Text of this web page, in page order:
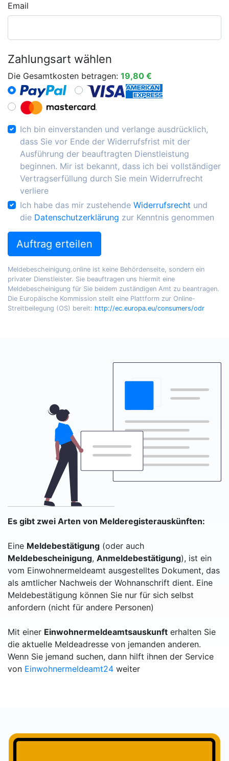
Email
Zahlungsart wählen
Die Gesamtkosten betragen: 19,80 €
Ich bin einverstanden und verlange ausdrücklich,
dass Sie vor Ende der Widerrufsfrist mit der
Ausführung der beauftragten Dienstleistung
beginnen. Mir ist bekannt, dass ich bei vollständiger
Vertragserfüllung durch Sie mein Widerrufrecht
verliere
Ich habe das mir zustehende Widerrufsrecht und
die Datenschutzerklärung zur Kenntnis genommen
Auftrag erteilen
Meldebescheinigung.online ist keine Behördenseite, sondern ein
privater Dienstleister. Sie beauftragen uns hiermit eine
Meldebescheinigung für Sie beidem zuständigen Amt zu beantragen.
Die Europäische Kommission stellt eine Plattform zur Online-
Streitbeilegung (OS) bereit: http://ec.europa.eu/consumers/odr
Es gibt zwei Arten von Melderegisterauskünften:
Eine Meldebestätigung (oder auch
Meldebescheinigung, Anmeldebestätigung), ist ein
vom Einwohnermeldeamt ausgestelltes Dokument, das
als amtlicher Nachweis der Wohnanschrift dient. Eine
Meldebestätigung können Sie nur für sich selbst
anfordern (nicht für andere Personen)
Mit einer Einwohnermeldeamtsauskunft erhalten Sie
die aktuelle Meldeadresse von jemanden anderen.
Wenn Sie jemand suchen, dann hilft ihnen der Service
von Einwohnermeldeamt24 weiter